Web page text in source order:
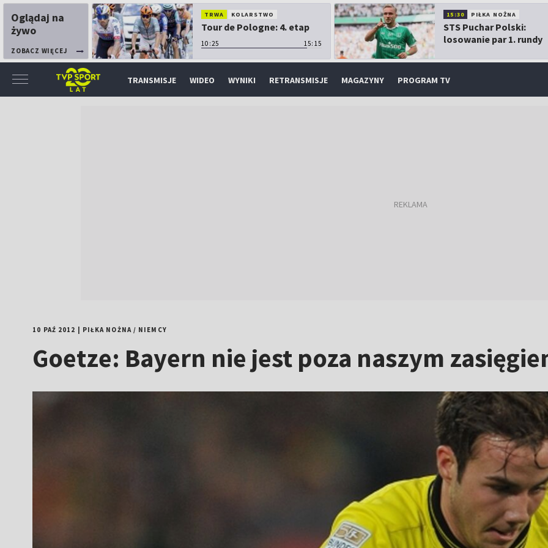
Oglądaj na
żywo
ZOBACZ WIĘCEJ
TRWA KOLARSTWO
Tour de Pologne: 4. etap
10:25 15:15
15:30 PIŁKA NOŻNA
STS Puchar Polski:
losowanie par 1. rundy
TRANSMISJE WIDEO WYNIKI RETRANSMISJE MAGAZYNY PROGRAM TV
10 PAŹ 2012 PIŁKA NOŻNA/ NIEMCY
Goetze: Bayern nie jest poza naszym